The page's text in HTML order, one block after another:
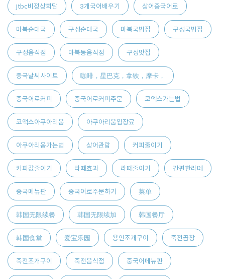
jtbc비정상회담 3개국어배우기 상어중국어로
마북순대국 구성순대국 마북국밥집 구성국밥집
구성음식점 마북동음식점 구성맛집
중국날씨사이트 咖啡，星巴克，拿铁，摩卡，
중국어로커피 중국어로커피주문 코엑스가는법
코액스아쿠아리움 아쿠아리움입장료
아쿠아리움가는법 상어관람 커피줄이기
커피값줄이기 라떼효과 라떼줄이기 간편한라떼
중국메뉴판 중국어로주문하기 菜单
韩国无限续餐 韩国无限续加 韩国餐厅
韩国食堂 爱宝乐园 용인조개구이 죽전곱창
죽전조개구이 죽전음식점 중국어메뉴판